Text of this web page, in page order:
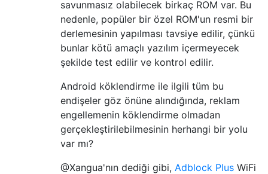
savunmasız olabilecek birkaç ROM var. Bu
nedenle, popüler bir özel ROM'un resmi bir
derlemesinin yapılması tavsiye edilir, çünkü
bunlar kötü amaçlı yazılım içermeyecek
şekilde test edilir ve kontrol edilir.
Android köklendirme ile ilgili tüm bu
endişeler göz önüne alındığında, reklam
engellemenin köklendirme olmadan
gerçekleştirilebilmesinin herhangi bir yolu
var mı?
@Xangua'nın dediği gibi, Adblock Plus WiFi